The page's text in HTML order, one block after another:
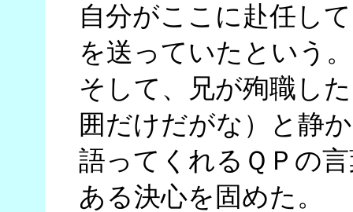
自分がここに赴任し
を送っていたという。
そして、兄が殉職し
囲だけだがな）と静
語ってくれるＱＰの
ある決心を固めた。